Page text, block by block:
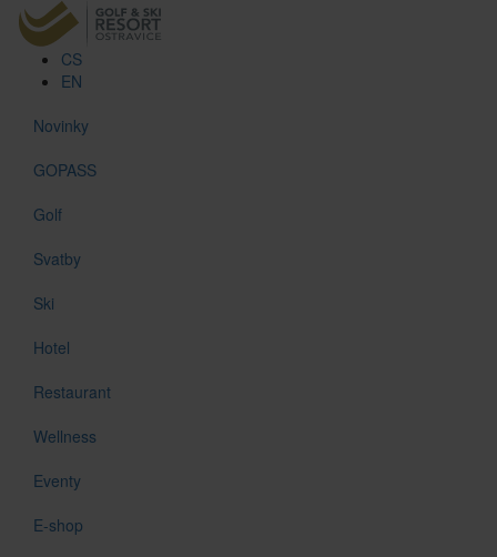
CS
EN
Novinky
GOPASS
Golf
Svatby
Ski
Hotel
Restaurant
Wellness
Eventy
E-shop